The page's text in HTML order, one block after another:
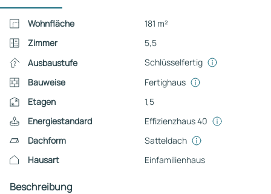
Wohnfläche
181 m²
Zimmer
5,5
Ausbaustufe
Schlüsselfertig
Bauweise
Fertighaus
Etagen
1,5
Energiestandard
Effizienzhaus 40
Dachform
Satteldach
Hausart
Einfamilienhaus
Beschreibung